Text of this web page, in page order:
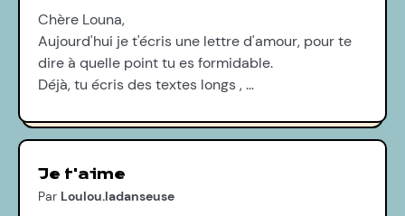
Chère Louna,
Aujourd'hui je t'écris une lettre d'amour, pour te
dire à quelle point tu es formidable.
Déjà, tu écris des textes longs , …
Je t'aime
Par Loulou.ladanseuse